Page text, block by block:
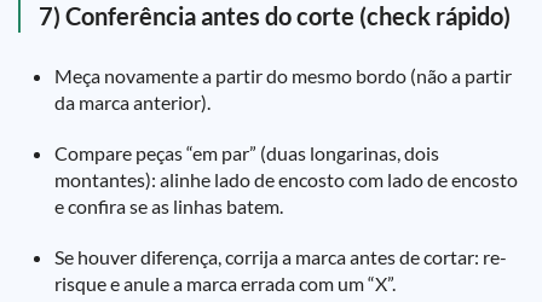
7) Conferência antes do corte (check rápido)
Meça novamente a partir do mesmo bordo (não a partir
da marca anterior).
Compare peças “em par” (duas longarinas, dois
montantes): alinhe lado de encosto com lado de encosto
e confira se as linhas batem.
Se houver diferença, corrija a marca antes de cortar: re-
risque e anule a marca errada com um “X”.